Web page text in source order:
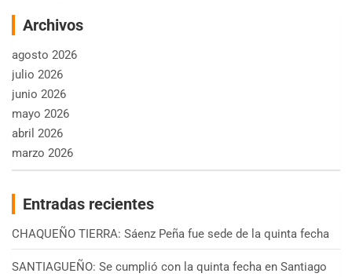
Archivos
agosto 2026
julio 2026
junio 2026
mayo 2026
abril 2026
marzo 2026
Entradas recientes
CHAQUEÑO TIERRA: Sáenz Peña fue sede de la quinta fecha
SANTIAGUEÑO: Se cumplió con la quinta fecha en Santiago